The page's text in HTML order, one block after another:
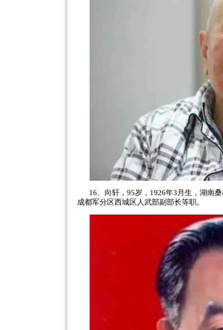
16、向轩，95岁，1926年3月生，湖南
成都军分区西城区人武部副部长等职。